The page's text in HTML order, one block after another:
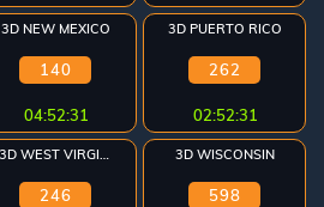
3D NEW MEXICO
140
04:52:31
3D PUERTO RICO
262
02:52:31
246
3D WISCONSIN
598